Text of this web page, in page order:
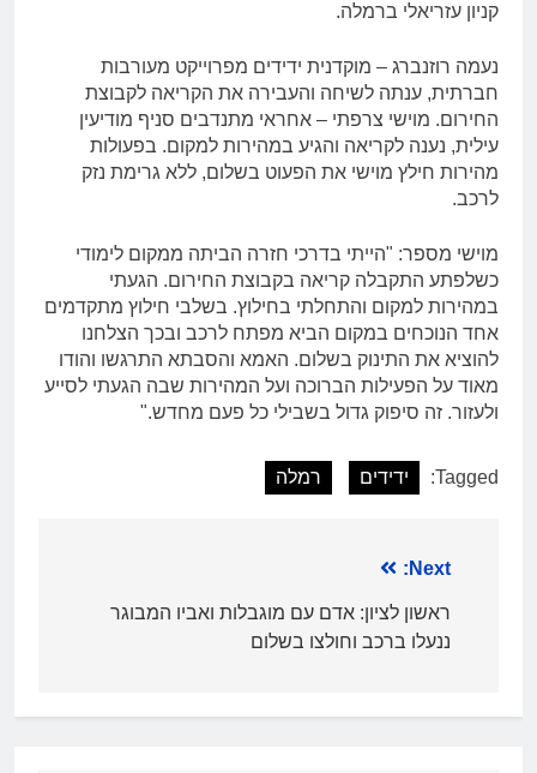
קניון עזריאלי ברמלה.
נעמה רוזנברג – מוקדנית ידידים מפרוייקט מעורבות
חברתית, ענתה לשיחה והעבירה את הקריאה לקבוצת
החירום. מוישי צרפתי – אחראי מתנדבים סניף מודיעין
עילית, נענה לקריאה והגיע במהירות למקום. בפעולות
מהירות חילץ מוישי את הפעוט בשלום, ללא גרימת נזק
לרכב.
מוישי מספר: "הייתי בדרכי חזרה הביתה ממקום לימודי
כשלפתע התקבלה קריאה בקבוצת החירום. הגעתי
במהירות למקום והתחלתי בחילוץ. בשלבי חילוץ מתקדמים
אחד הנוכחים במקום הביא מפתח לרכב ובכך הצלחנו
להוציא את התינוק בשלום. האמא והסבתא התרגשו והודו
מאוד על הפעילות הברוכה ועל המהירות שבה הגעתי לסייע
ולעזור. זה סיפוק גדול בשבילי כל פעם מחדש."
Tagged: ידידים רמלה
ניווט
Next:
ראשון לציון: אדם עם מוגבלות ואביו המבוגר
ננעלו ברכב וחולצו בשלום